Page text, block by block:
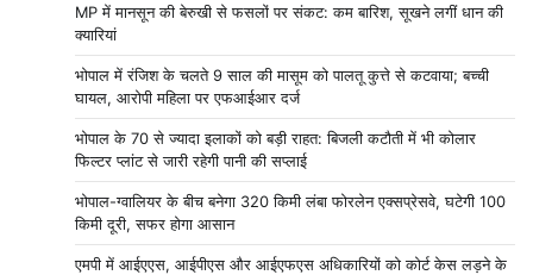
MP में मानसून की बेरुखी से फसलों पर संकट: कम बारिश, सूखने लगीं धान की
क्यारियां
भोपाल में रंजिश के चलते 9 साल की मासूम को पालतू कुत्ते से कटवाया; बच्ची
घायल, आरोपी महिला पर एफआईआर दर्ज
भोपाल के 70 से ज्यादा इलाकों को बड़ी राहत: बिजली कटौती में भी कोलार
फिल्टर प्लांट से जारी रहेगी पानी की सप्लाई
भोपाल-ग्वालियर के बीच बनेगा 320 किमी लंबा फोरलेन एक्सप्रेसवे, घटेगी 100
किमी दूरी, सफर होगा आसान
एमपी में आईएएस, आईपीएस और आईएफएस अधिकारियों को कोर्ट केस लड़ने के